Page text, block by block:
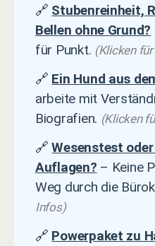
🔗 Stubenreinheit,
Bellen ohne Grund?
für Punkt. (Klicken
🔗 Ein Hund aus
arbeite mit
Biografien. (Klicken
🔗Wesenstest
Auflagen? – Keine
Weg durch die
Infos)
🔗 Powerpaket zu